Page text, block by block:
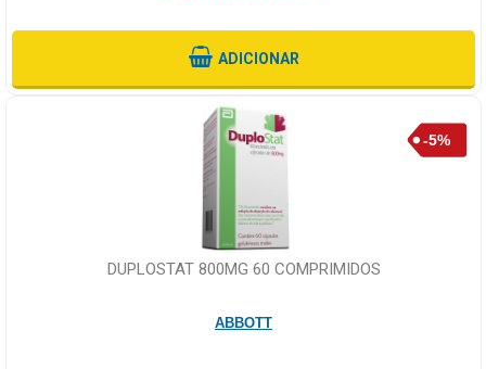
ADICIONAR
DUPLOSTAT 800MG 60 COMPRIMIDOS
ABBOTT